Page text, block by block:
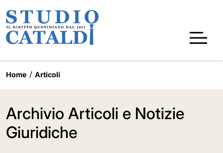
Home Articoli
Archivio Articoli e Notizie
Giuridiche